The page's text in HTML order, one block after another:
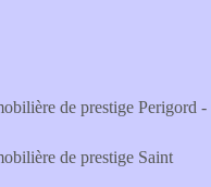
de prestige Perigord -
de prestige Saint